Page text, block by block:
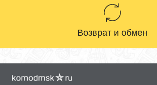
Возврат и обмен